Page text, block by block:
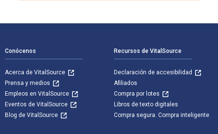
Conócenos
Acerca de VitalSource
Prensa y medios
Empleos en VitalSource
Eventos de VitalSource
Blog de VitalSource
Recursos de VitalSource
Declaración de accesibilidad
Afiliados
Compra por lotes
Libros de texto digitales
Compra segura. Compra inteligente